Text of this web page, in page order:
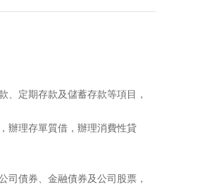
、定期存款及儲蓄存款等項目，
辦理存單質借，辦理消費性貸
司債券、金融債券及公司股票，